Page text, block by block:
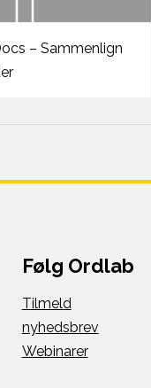
– Sammenlign
Følg Ordlab
Tilmeld
nyhedsbrev
Webinarer